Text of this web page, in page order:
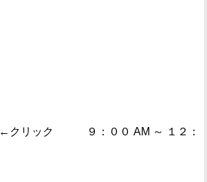
←クリック ９：００ AM ～ １２：